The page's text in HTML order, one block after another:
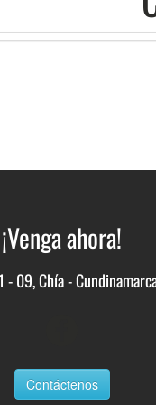
¡Venga ahora!
- 09, Chía -
Contáctenos